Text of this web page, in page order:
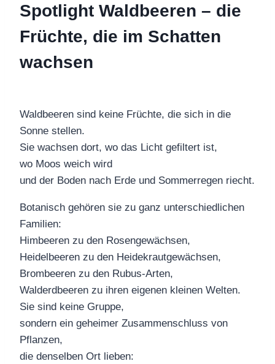
Spotlight Waldbeeren – die
Früchte, die im Schatten
wachsen
Waldbeeren sind keine Früchte, die sich in die
Sonne stellen.
Sie wachsen dort, wo das Licht gefiltert ist,
wo Moos weich wird
und der Boden nach Erde und Sommerregen riecht.
Botanisch gehören sie zu ganz unterschiedlichen
Familien:
Himbeeren zu den Rosengewächsen,
Heidelbeeren zu den Heidekrautgewächsen,
Brombeeren zu den Rubus-Arten,
Walderdbeeren zu ihren eigenen kleinen Welten.
Sie sind keine Gruppe,
sondern ein geheimer Zusammenschluss von
Pflanzen,
die denselben Ort lieben: